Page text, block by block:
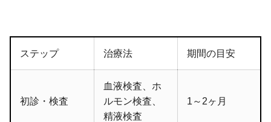
ステップ 治療法 期間の目安
初診・検査
血液検査、ホ
ルモン検査、
精液検査
1～2ヶ月